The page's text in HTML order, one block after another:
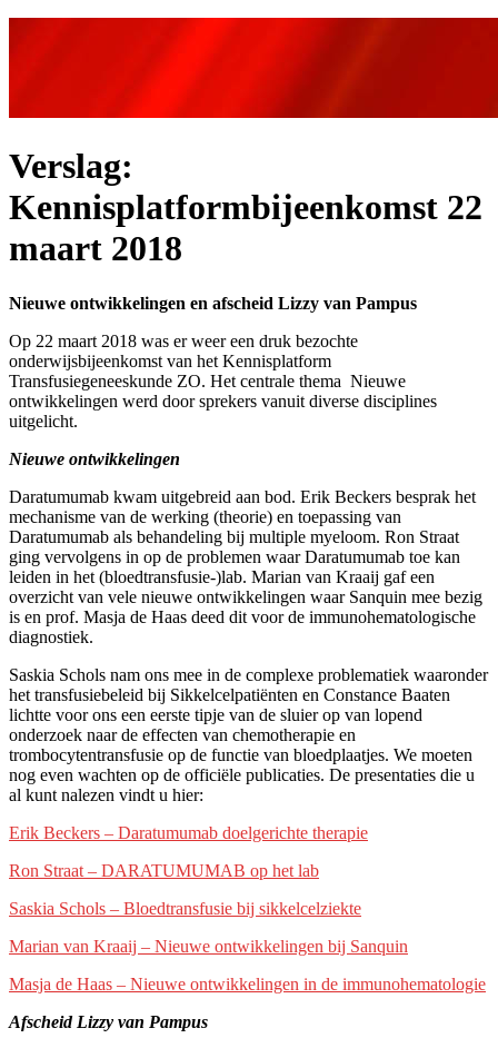
Verslag:
Kennisplatformbijeenkomst 22
maart 2018
Nieuwe ontwikkelingen en afscheid Lizzy van Pampus
Op 22 maart 2018 was er weer een druk bezochte
onderwijsbijeenkomst van het Kennisplatform
Transfusiegeneeskunde ZO. Het centrale thema Nieuwe
ontwikkelingen werd door sprekers vanuit diverse disciplines
uitgelicht.
Nieuwe ontwikkelingen
Daratumumab kwam uitgebreid aan bod. Erik Beckers besprak het
mechanisme van de werking (theorie) en toepassing van
Daratumumab als behandeling bij multiple myeloom. Ron Straat
ging vervolgens in op de problemen waar Daratumumab toe kan
leiden in het (bloedtransfusie-)lab. Marian van Kraaij gaf een
overzicht van vele nieuwe ontwikkelingen waar Sanquin mee bezig
is en prof. Masja de Haas deed dit voor de immunohematologische
diagnostiek.
Saskia Schols nam ons mee in de complexe problematiek waaronder
het transfusiebeleid bij Sikkelcelpatiënten en Constance Baaten
lichtte voor ons een eerste tipje van de sluier op van lopend
onderzoek naar de effecten van chemotherapie en
trombocytentransfusie op de functie van bloedplaatjes. We moeten
nog even wachten op de officiële publicaties. De presentaties die u
al kunt nalezen vindt u hier:
Erik Beckers – Daratumumab doelgerichte therapie
Ron Straat – DARATUMUMAB op het lab
Saskia Schols – Bloedtransfusie bij sikkelcelziekte
Marian van Kraaij – Nieuwe ontwikkelingen bij Sanquin
Masja de Haas – Nieuwe ontwikkelingen in de immunohematologie
Afscheid Lizzy van Pampus